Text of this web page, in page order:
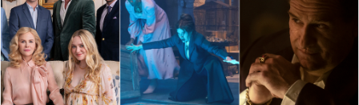
RECENZE
EPIZODY
KULT
TRAILERY
GALERIE
DISKUZE
STATISTIKY
TIRÁŽ